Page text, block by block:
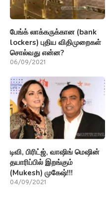
பேங்க் லாக்கருக்கான (bank
lockers) புதிய விதிமுறைகள்
சொல்வது என்ன?
06/09/2021
டிவி, பிரிட்ஜ், வாஷிங் மெஷின்
தயாரிப்பில் இறங்கும்
(Mukesh) முகேஷ்!!!
04/09/2021